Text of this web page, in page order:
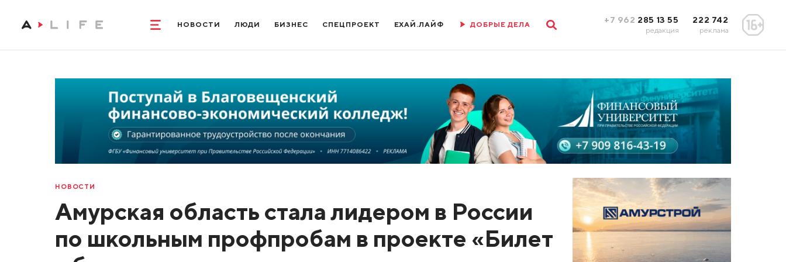
НОВОСТИ ЛЮДИ БИЗНЕС СПЕЦПРОЕКТ ЕХАЙ.ЛАЙФ ДОБРЫЕ ДЕЛА +7 962 285 13 55
редакция
222 742
реклама
НОВОСТИ
Амурская область стала лидером в России
по школьным профпробам в проекте «Билет